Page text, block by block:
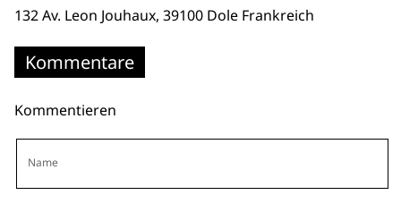
132 Av. Leon Jouhaux, 39100 Dole Frankreich
Kommentare
Kommentieren
Name